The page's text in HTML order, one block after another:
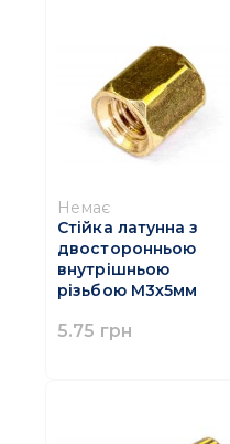
Немає
Стійка латунна з
двосторонньою
внутрішньою
різьбою M3х5мм
5.75 грн